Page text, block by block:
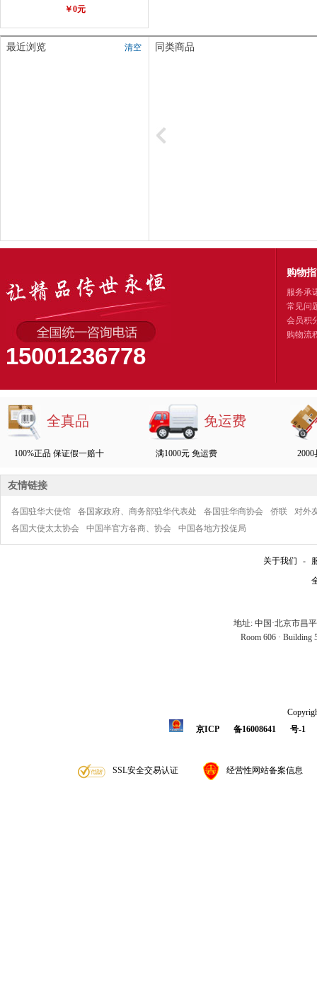
￥0元
最近浏览 清空 同类商品
15001236778
购物
服务承
常见问
会员积
购物流
全真品
100%正品 保证假一赔十
免运费
满1000元 免运费
友情链接
各国驻华大使馆 各国家政府、商务部驻华代表处 各国驻华商协会 侨联
对外
各国大使太太协会
中国半官方各商、协会 中国各地方投促局
关于我们 -
地址: 中国·北京市昌
Room 606 · Building
京ICP
备16008641 号-1
SSL安全交易认证 经营性网站备案信息